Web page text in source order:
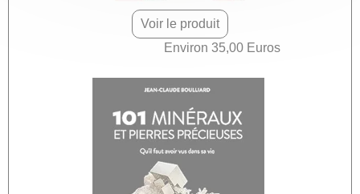
Voir le produit
Environ 35,00 Euros